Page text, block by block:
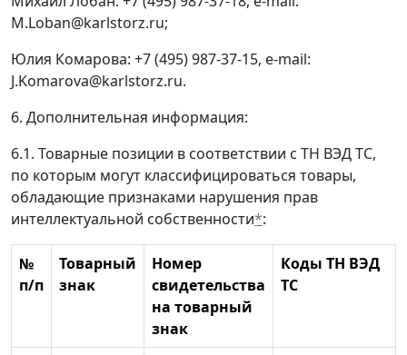
M.Loban@karlstorz.ru;
Юлия Комарова: +7 (495) 987-37-15, e-mail:
J.Komarova@karlstorz.ru.
6. Дополнительная информация:
6.1. Товарные позиции в соответствии с ТН ВЭД ТС,
по которым могут классифицироваться товары,
обладающие признаками нарушения прав
интеллектуальной собственности*:
№
п/п
Товарный
знак
Номер
свидетельства
на товарный
знак
Коды ТН ВЭД
ТС